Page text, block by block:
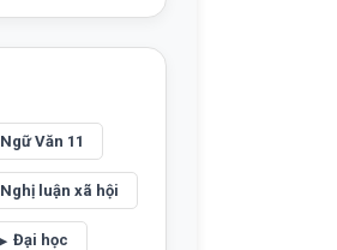
Ngữ Văn 11
Nghị luận xã hội
Đại học